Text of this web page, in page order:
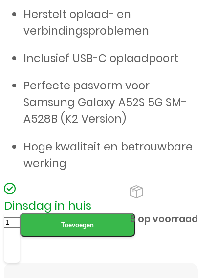
Herstelt oplaad- en
verbindingsproblemen
Inclusief USB-C oplaadpoort
Perfecte pasvorm voor
Samsung Galaxy A52S 5G SM-
A528B (K2 Version)
Hoge kwaliteit en betrouwbare
werking
Dinsdag in huis
Samsung
Galaxy
Toevoegen 5 op voorraad